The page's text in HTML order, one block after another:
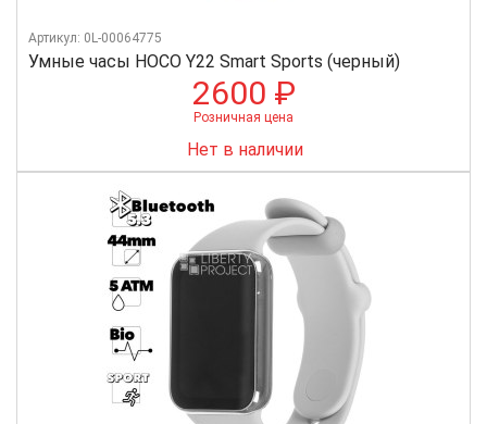
Умные часы HOCO Y22 Smart Sports (черный)
Артикул: 0L-00064775
2600 ₽
Розничная цена
Нет в наличии